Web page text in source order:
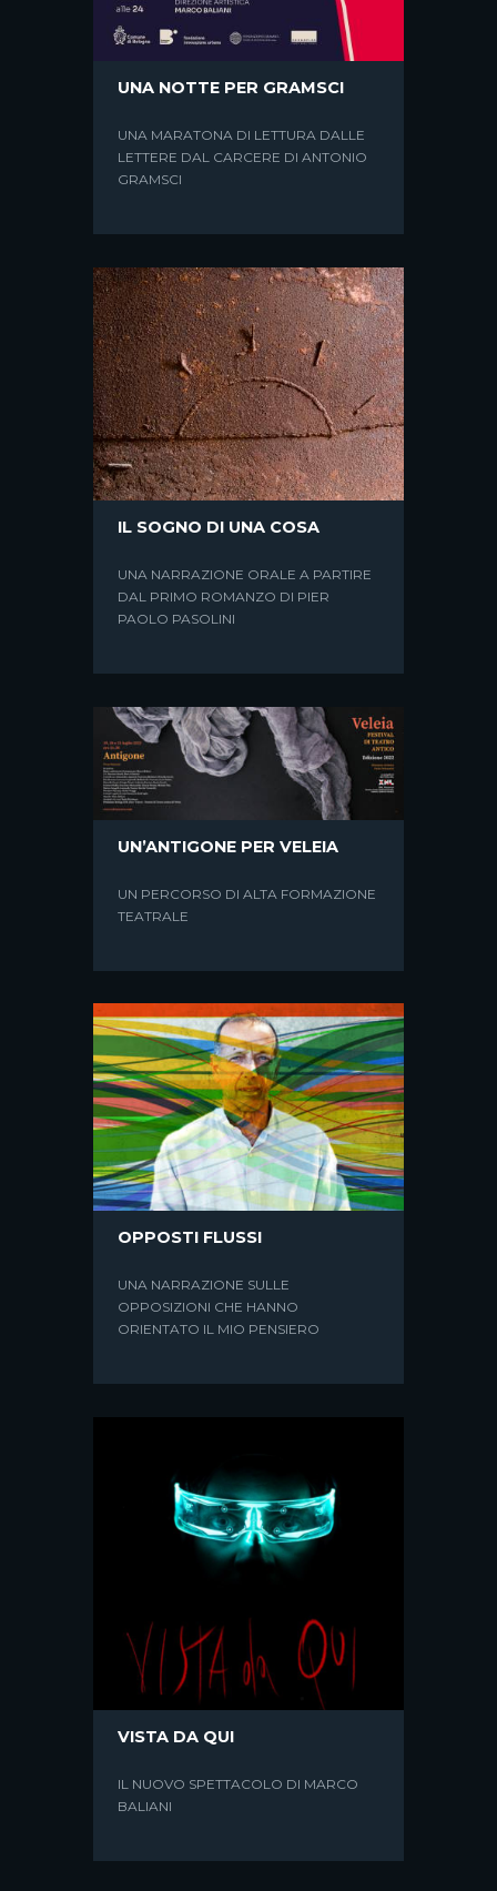
UNA NOTTE PER GRAMSCI
UNA MARATONA DI LETTURA DALLE
LETTERE DAL CARCERE DI ANTONIO
GRAMSCI
IL SOGNO DI UNA COSA
UNA NARRAZIONE ORALE A PARTIRE
DAL PRIMO ROMANZO DI PIER
PAOLO PASOLINI
UN’ANTIGONE PER VELEIA
UN PERCORSO DI ALTA FORMAZIONE
TEATRALE
OPPOSTI FLUSSI
UNA NARRAZIONE SULLE
OPPOSIZIONI CHE HANNO
ORIENTATO IL MIO PENSIERO
VISTA DA QUI
IL NUOVO SPETTACOLO DI MARCO
BALIANI
***ANTIGONELLACITTA***
DIALOGO INTORNO ALLA “ANTIGONE
LETTURE E NARRAZIONI INTORNO A
CURZIO MALAPARTE
SPECIALE RAI5 – L’ARTE DI
NARRARE
Rai Cultura presenta il ciclo “Marco
Baliani. L’arte di narrare”: tre
appuntamenti in onda su Rai5...
DENTRO UN GATTO CI SONO
TANTE STORIE
SUL LEGGERE, I LIBRI FONDANTI